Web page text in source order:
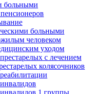
больными
больными
человеком
уходом
с лечением
колясочников
1 группы